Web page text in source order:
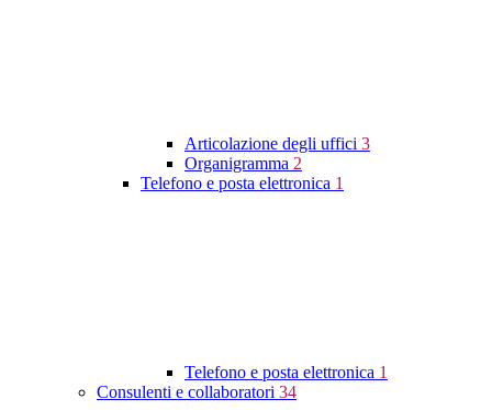
Articolazione degli uffici 3
Organigramma 2
Telefono e posta elettronica 1
Telefono e posta elettronica 1
Consulenti e collaboratori 34